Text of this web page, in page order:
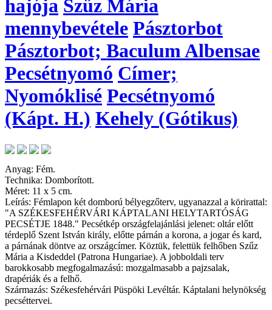
hajója Szűz Mária
mennybevétele Pásztorbot
Pásztorbot; Baculum Albensae
Pecsétnyomó Címer;
Nyomóklisé Pecsétnyomó
(Kápt. H.) Kehely (Gótikus)
Anyag: Fém.
Technika: Domborított.
Méret: 11 x 5 cm.
Leírás: Fémlapon két domború bélyegzőterv, ugyanazzal a körirattal:
"A SZÉKESFEHÉRVÁRI KÁPTALANI HELYTARTÓSÁG
PECSÉTJE 1848." Pecsétkép országfelajánlási jelenet: oltár előtt
térdeplő Szent István király, előtte párnán a korona, a jogar és kard,
a párnának döntve az országcímer. Köztük, felettük felhőben Szűz
Mária a Kisdeddel (Patrona Hungariae). A jobboldali terv
barokkosabb megfogalmazású: mozgalmasabb a pajzsalak,
drapériák és a felhő.
Származás: Székesfehérvári Püspöki Levéltár. Káptalani helynökség
pecséttervei.